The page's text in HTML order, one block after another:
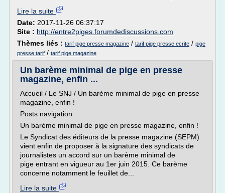
Lire la suite
Date: 2017-11-26 06:37:17
Site : http://entre2piges.forumdediscussions.com
Thèmes liés : tarif pige presse magazine / tarif pige presse ecrite / pige
presse tarif / tarif pige magazine
Un barème minimal de pige en presse
magazine, enfin ...
Accueil / Le SNJ / Un barème minimal de pige en presse
magazine, enfin !
Posts navigation
Un barème minimal de pige en presse magazine, enfin !
Le Syndicat des éditeurs de la presse magazine (SEPM)
vient enfin de proposer à la signature des syndicats de
journalistes un accord sur un barème minimal de
pige entrant en vigueur au 1er juin 2015. Ce barème
concerne notamment le feuillet de...
Lire la suite